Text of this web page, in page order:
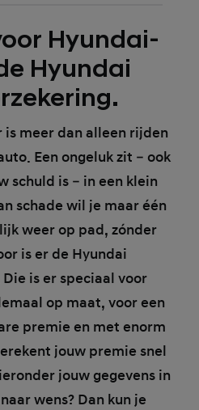
Hyundai-
Hyundai
meer dan alleen rijden
Een ongeluk zit – ook
schuld is – in een klein
schade wil je maar één
weer op pad, zónder
is er de Hyundai
is er speciaal voor
op maat, voor een
premie en met enorm
jouw premie snel
jouw gegevens in
wens? Dan kun je